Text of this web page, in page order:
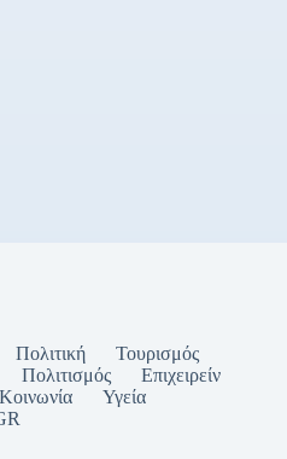
Πολιτική
Τουρισμός
Πολιτισμός
Επιχειρείν
Κοινωνία
Υγεία